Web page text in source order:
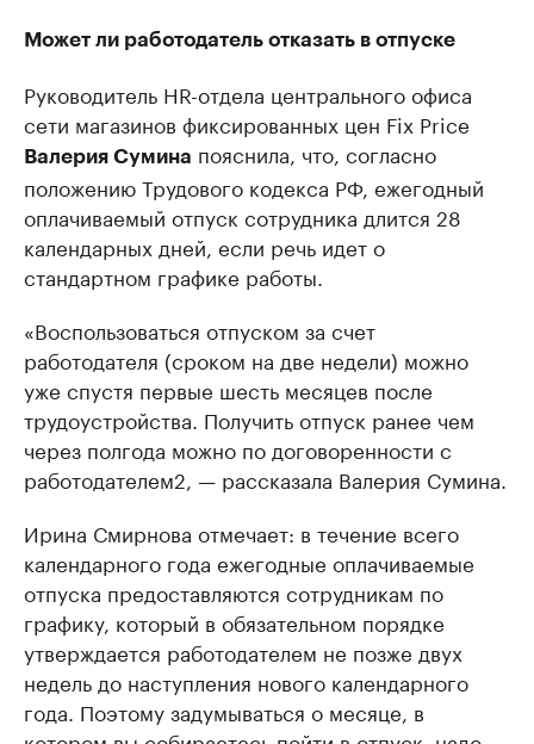
Может ли работодатель отказать в отпуске
Руководитель HR-отдела центрального офиса
сети магазинов фиксированных цен Fix Price
Валерия Сумина пояснила, что, согласно
положению Трудового кодекса РФ, ежегодный
оплачиваемый отпуск сотрудника длится 28
календарных дней, если речь идет о
стандартном графике работы.
«Воспользоваться отпуском за счет
работодателя (сроком на две недели) можно
уже спустя первые шесть месяцев после
трудоустройства. Получить отпуск ранее чем
через полгода можно по договоренности с
работодателем2, — рассказала Валерия Сумина.
Ирина Смирнова отмечает: в течение всего
календарного года ежегодные оплачиваемые
отпуска предоставляются сотрудникам по
графику, который в обязательном порядке
утверждается работодателем не позже двух
недель до наступления нового календарного
года. Поэтому задумываться о месяце, в